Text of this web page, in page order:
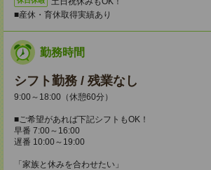
■産休・育休取得実績あり
勤務時間
シフト勤務 / 残業なし
9:00～18:00（休憩60分）
■ご希望があれば下記シフトもOK！
早番 7:00～16:00
遅番 10:00～19:00
「家族と休みを合わせたい」